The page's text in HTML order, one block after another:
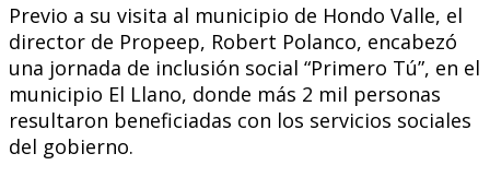
Previo a su visita al municipio de Hondo Valle, el
director de Propeep, Robert Polanco, encabezó
una jornada de inclusión social “Primero Tú”, en el
municipio El Llano, donde más 2 mil personas
resultaron beneficiadas con los servicios sociales
del gobierno.